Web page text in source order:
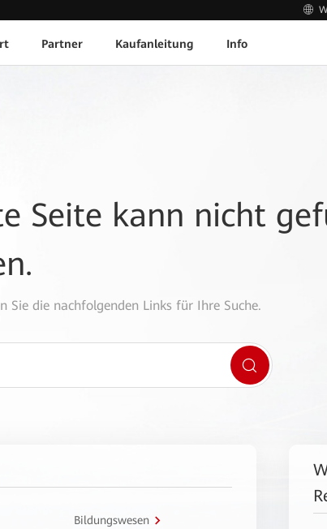
Partner Kaufanleitung Info
Seite kann nicht
Sie die nachfolgenden Links für Ihre Suche.
Bildungswesen